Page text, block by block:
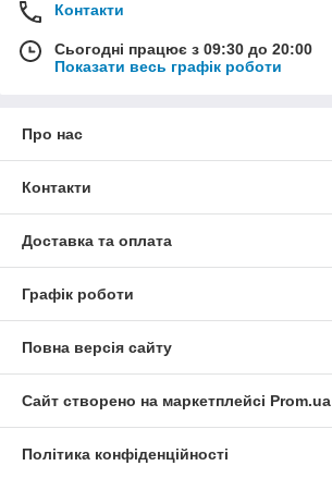
Контакти
Сьогодні працює з 09:30 до 20:00
Показати весь графік роботи
Про нас
Контакти
Доставка та оплата
Графік роботи
Повна версія сайту
Сайт створено на маркетплейсі Prom.ua
Політика конфіденційності